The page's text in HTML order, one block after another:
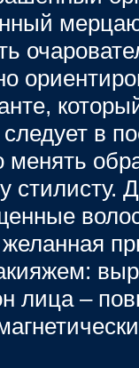
в
менять
стилисту.
лица –